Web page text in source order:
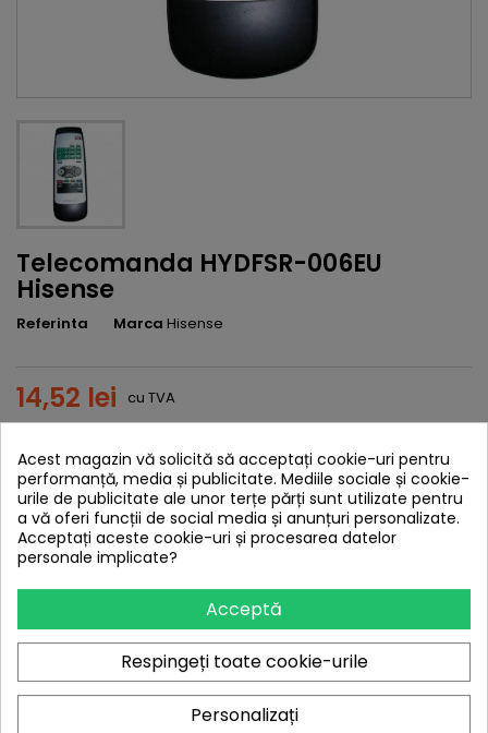
Telecomanda HYDFSR-006EU
Hisense
Referinta Marca Hisense
14,52 lei cu TVA
Rating: Be the first to write a review!
DESCRIERE
DETALII ALE PRODUSULUI
REVIEWS (0)
HYDFSR-003EU, HYDFSR006EU, HYDFSR-006EU, LC863348A, 50P5,
TC2188EU, TC2188 EU, TC-2188 EU, TC 2198 EU, TC2199C, TC-2199
EU
HTC21FU01, HTC-21FU01, HFF21FU01, HFF-21FU01
Acest magazin vă solicită să acceptați cookie-uri pentru
performanță, media și publicitate. Mediile sociale și cookie-
urile de publicitate ale unor terțe părți sunt utilizate pentru
a vă oferi funcții de social media și anunțuri personalizate.
Acceptați aceste cookie-uri și procesarea datelor
personale implicate?
Acceptă
Respingeți toate cookie-urile
Personalizați